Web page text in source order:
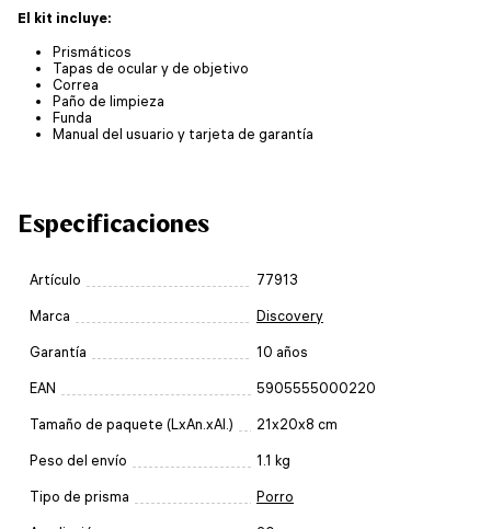
El kit incluye:
Prismáticos
Tapas de ocular y de objetivo
Correa
Paño de limpieza
Funda
Manual del usuario y tarjeta de garantía
Especificaciones
Artículo 77913
Marca Discovery
Garantía 10 años
EAN 5905555000220
Tamaño de paquete (LxAn.xAl.) 21x20x8 cm
Peso del envío 1.1 kg
Tipo de prisma Porro